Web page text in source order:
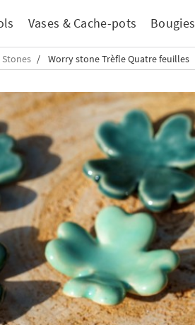
Vases & Cache-pots Bougies
Worry stone Trèfle Quatre feuilles